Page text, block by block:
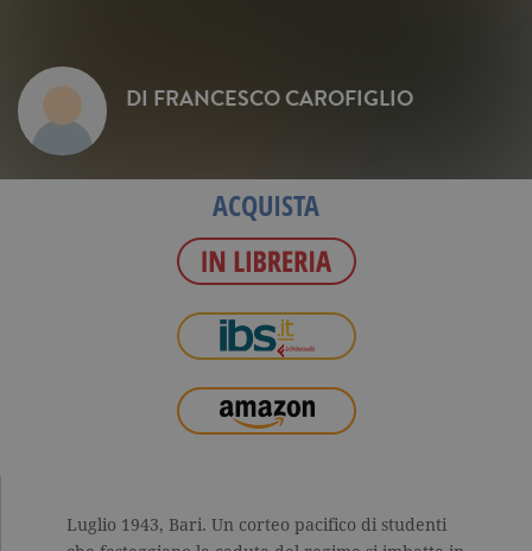
DI FRANCESCO CAROFIGLIO
ACQUISTA
Luglio 1943, Bari. Un corteo pacifico di studenti